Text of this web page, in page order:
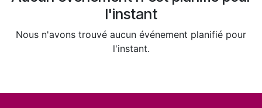
l'instant
Nous n'avons trouvé aucun événement planifié pour
l'instant.